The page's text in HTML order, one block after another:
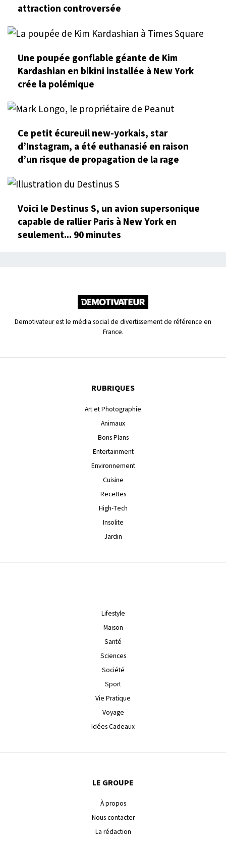
attraction controversée
Une poupée gonflable géante de Kim
Kardashian en bikini installée à New York
crée la polémique
Ce petit écureuil new-yorkais, star
d’Instagram, a été euthanasié en raison
d’un risque de propagation de la rage
Voici le Destinus S, un avion supersonique
capable de rallier Paris à New York en
seulement... 90 minutes
Demotivateur est le média social de divertissement de référence en
France.
RUBRIQUES
Art et Photographie
Animaux
Bons Plans
Entertainment
Environnement
Cuisine
Recettes
High-Tech
Insolite
Jardin
Lifestyle
Maison
Santé
Sciences
Société
Sport
Vie Pratique
Voyage
Idées Cadeaux
LE GROUPE
À propos
Nous contacter
La rédaction